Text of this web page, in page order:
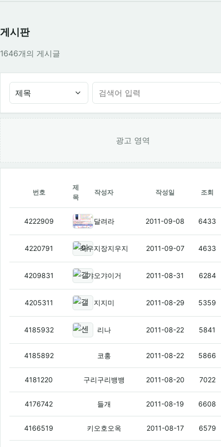
게시판
1646개의 게시글
제목
광고 영역
번호
제
목
작성자 작성일 조회
4222909 갤럭시s 213000원 아크121200원
달려라 2011-09-08 6433
4220791 아크 신규133000 갤럭시 호핀
좌우지장지우지 2011-09-07 4633
4209831 갤럭시s2 583.200원 가입비,유심
갸오갸이거 2011-08-31 6284
4205311 갤럭시a 94800원 가면유면 ㄱㄱ
지지미 2011-08-29 5359
4185932 센세이션 37만3천 ㄱㄱㄱ
리나 2011-08-22 5841
4185892 KT HTC EVO 최저 할부 23만원 초특가
코홍 2011-08-22 5866
4181220 lg보상기변 갤2 44만9천 베가레이서 34
구리구리뱅뱅 2011-08-20 7022
4176742 넥스 10.5 6개월유지 가유/유후/채후(5)
들개 2011-08-19 6608
4166519 아크 13만 ..(7)
키오호오옥 2011-08-17 6579